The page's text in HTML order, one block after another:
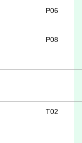
P06
P08
T02